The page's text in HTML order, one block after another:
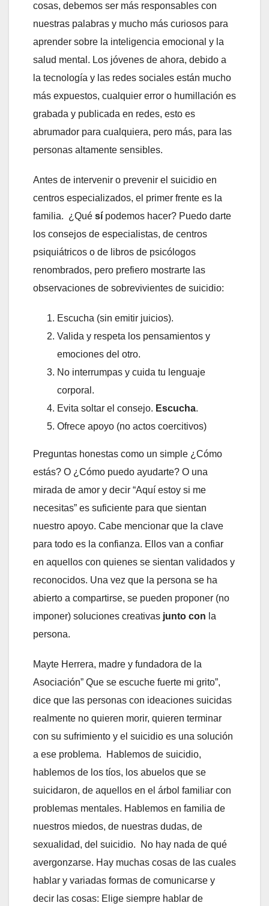
cosas, debemos ser más responsables con
nuestras palabras y mucho más curiosos para
aprender sobre la inteligencia emocional y la
salud mental. Los jóvenes de ahora, debido a
la tecnología y las redes sociales están mucho
más expuestos, cualquier error o humillación es
grabada y publicada en redes, esto es
abrumador para cualquiera, pero más, para las
personas altamente sensibles.
Antes de intervenir o prevenir el suicidio en
centros especializados, el primer frente es la
familia. ¿Qué sí podemos hacer? Puedo darte
los consejos de especialistas, de centros
psiquiátricos o de libros de psicólogos
renombrados, pero prefiero mostrarte las
observaciones de sobrevivientes de suicidio:
Escucha (sin emitir juicios).
Valida y respeta los pensamientos y
emociones del otro.
No interrumpas y cuida tu lenguaje
corporal.
Evita soltar el consejo. Escucha.
Ofrece apoyo (no actos coercitivos)
Preguntas honestas como un simple ¿Cómo
estás? O ¿Cómo puedo ayudarte? O una
mirada de amor y decir “Aquí estoy si me
necesitas” es suficiente para que sientan
nuestro apoyo. Cabe mencionar que la clave
para todo es la confianza. Ellos van a confiar
en aquellos con quienes se sientan validados y
reconocidos. Una vez que la persona se ha
abierto a compartirse, se pueden proponer (no
imponer) soluciones creativas junto con la
persona.
Mayte Herrera, madre y fundadora de la
Asociación” Que se escuche fuerte mi grito”,
dice que las personas con ideaciones suicidas
realmente no quieren morir, quieren terminar
con su sufrimiento y el suicidio es una solución
a ese problema. Hablemos de suicidio,
hablemos de los tíos, los abuelos que se
suicidaron, de aquellos en el árbol familiar con
problemas mentales. Hablemos en familia de
nuestros miedos, de nuestras dudas, de
sexualidad, del suicidio. No hay nada de qué
avergonzarse. Hay muchas cosas de las cuales
hablar y variadas formas de comunicarse y
decir las cosas: Elige siempre hablar de